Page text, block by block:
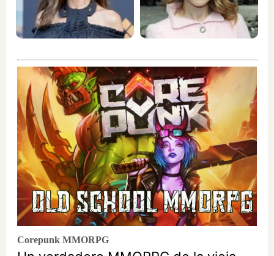
Corepunk MMORPG